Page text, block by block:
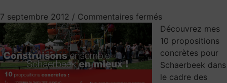
7 septembre 2012 / Commentaires fermés
Découvrez mes
10 propositions
concrètes pour
Schaerbeek dans
le cadre des